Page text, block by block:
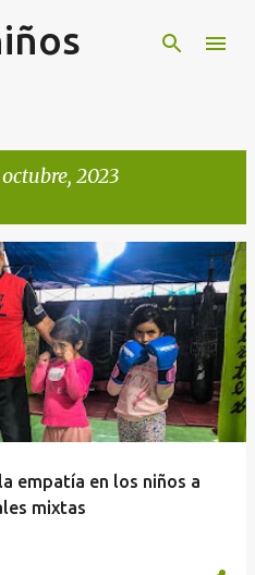
principal
2023
empatía en los niños a
mixtas